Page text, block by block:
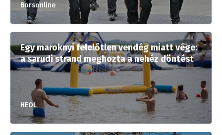
Borsonline
Egy maroknyi felelőtlen vendég miatt vége:
a sarudi strand meghozta a nehéz döntést
HEOL